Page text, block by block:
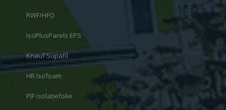
RWF/HFO
IsoPlusParels EPS
Knauf Supafil
HR Isofoam
PIF isolatiefolie